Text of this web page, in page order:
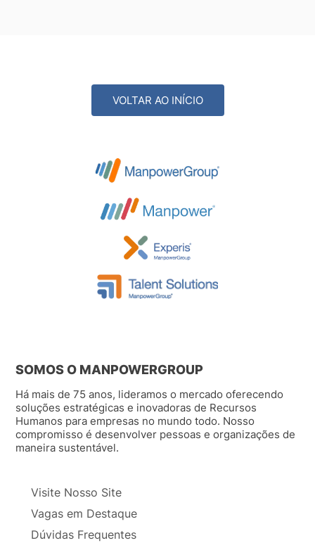
VOLTAR AO INÍCIO
SOMOS O MANPOWERGROUP
Há mais de 75 anos, lideramos o mercado oferecendo
soluções estratégicas e inovadoras de Recursos
Humanos para empresas no mundo todo. Nosso
compromisso é desenvolver pessoas e organizações de
maneira sustentável.
Visite Nosso Site
Vagas em Destaque
Dúvidas Frequentes